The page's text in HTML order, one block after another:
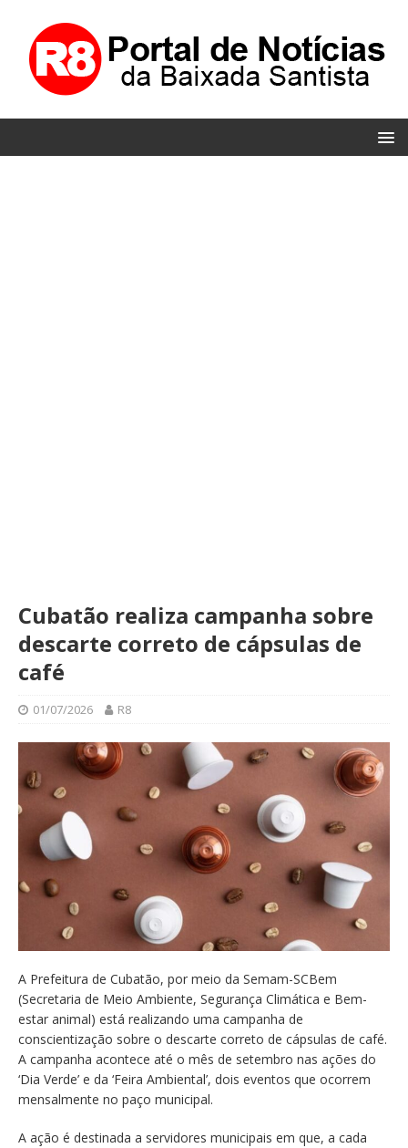
Cubatão realiza campanha sobre
descarte correto de cápsulas de
café
01/07/2026 R8
A Prefeitura de Cubatão, por meio da Semam-SCBem
(Secretaria de Meio Ambiente, Segurança Climática e Bem-
estar animal) está realizando uma campanha de
conscientização sobre o descarte correto de cápsulas de café.
A campanha acontece até o mês de setembro nas ações do
‘Dia Verde’ e da ‘Feira Ambiental’, dois eventos que ocorrem
mensalmente no paço municipal.
A ação é destinada a servidores municipais em que, a cada